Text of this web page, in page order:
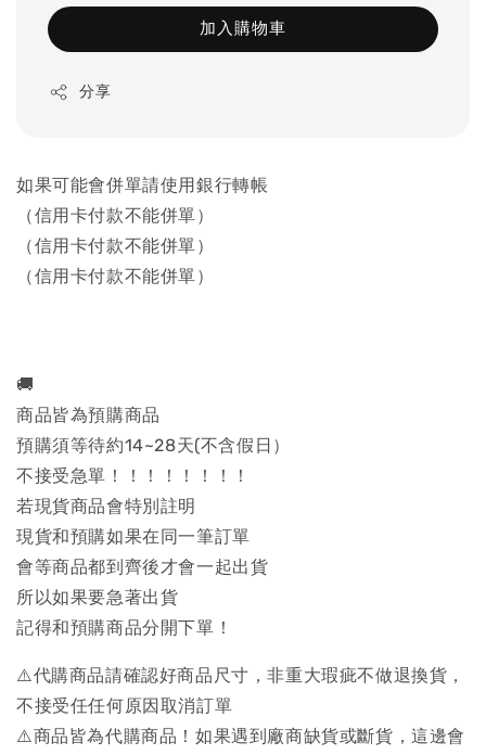
加入購物車
分享
如果可能會併單請使用銀行轉帳
（信用卡付款不能併單）
（信用卡付款不能併單）
（信用卡付款不能併單）
🚚
商品皆為預購商品
預購須等待約14~28天(不含假日）
不接受急單！！！！！！！！
若現貨商品會特別註明
現貨和預購如果在同一筆訂單
會等商品都到齊後才會一起出貨
所以如果要急著出貨
記得和預購商品分開下單！
⚠️代購商品請確認好商品尺寸，非重大瑕疵不做退換貨，
不接受任任何原因取消訂單
⚠️商品皆為代購商品！如果遇到廠商缺貨或斷貨，這邊會